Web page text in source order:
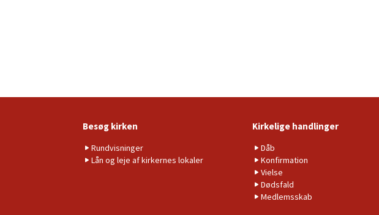
Besøg kirken
Rundvisninger
Lån og leje af kirkernes lokaler
Kirkelige handlinger
Dåb
Konfirmation
Vielse
Dødsfald
Medlemsskab